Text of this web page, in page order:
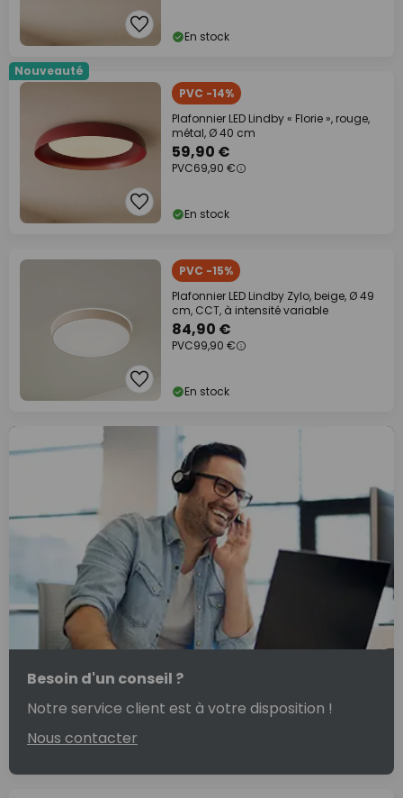
En stock
Nouveauté
PVC -14%
Plafonnier LED Lindby « Florie », rouge,
métal, Ø 40 cm
59,90 €
PVC69,90 €
En stock
PVC -15%
Plafonnier LED Lindby Zylo, beige, Ø 49
cm, CCT, à intensité variable
84,90 €
PVC99,90 €
En stock
Besoin d'un conseil ?
Notre service client est à votre disposition !
Nous contacter